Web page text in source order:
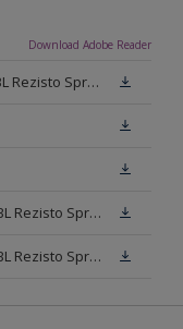
Download Adobe Reader
Technisch Informatieblad Rubbol BL Rezisto Spray (PDF)
Veiligheidsinformatieblad Rubbol BL Rezisto Spray W05 (MSDS)
Veiligheidsinformatieblad Rubbol BL Rezisto Spray N00 (MSDS)